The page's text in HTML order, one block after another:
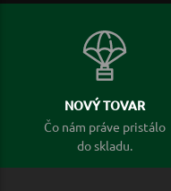
NOVÝ TOVAR
Čo nám práve pristálo
do skladu.